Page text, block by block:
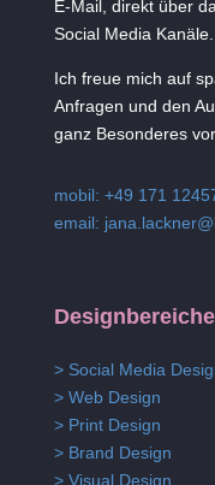
E-Mail, direkt über
Social Media Kanäle.
Ich freue mich auf
Anfragen und den
ganz Besonderes
mobil: +49 171
email:
Designbereiche
> Social Media
> Web Design
> Print Design
> Brand Design
> Visual Design